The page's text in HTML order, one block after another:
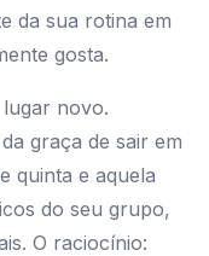
da sua rotina em
gosta.
novo.
graça de sair em
quinta e aquela
do seu grupo,
O raciocínio: